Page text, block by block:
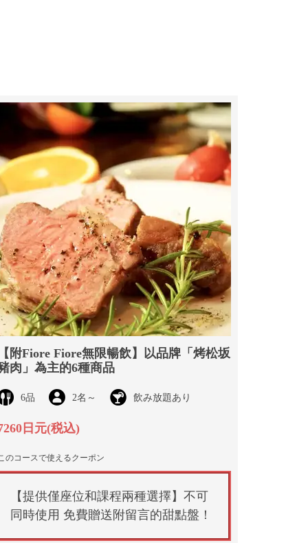
附Fiore Fiore無限暢飲】以品牌「烤松坂
肉」為主的6種商品
6品 2名 ～ 飲み放題あり
日元(税込)
のコースで使えるクーポン
【提供僅座位和課程兩種選擇】不可
同時使用 免費贈送附留言的甜點盤！